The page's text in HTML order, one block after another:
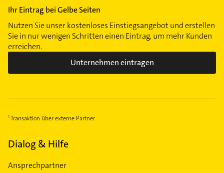
Ihr Eintrag bei Gelbe Seiten
Nutzen Sie unser kostenloses Einstiegsangebot und erstellen
Sie in nur wenigen Schritten einen Eintrag, um mehr Kunden
erreichen.
Unternehmen eintragen
Transaktion über externe Partner
Dialog & Hilfe
Ansprechpartner